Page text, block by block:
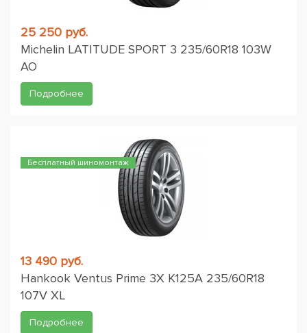
25 250 руб.
Michelin LATITUDE SPORT 3 235/60R18 103W
AO
Подробнее
Бесплатный шиномонтаж
13 490 руб.
Hankook Ventus Prime 3X K125A 235/60R18
107V XL
Подробнее